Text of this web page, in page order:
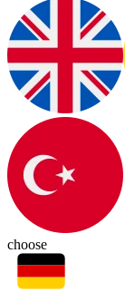
choose